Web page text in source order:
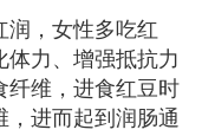
，女性多吃红
力、增强抵抗力
纤维，进食红豆时
进而起到润肠通